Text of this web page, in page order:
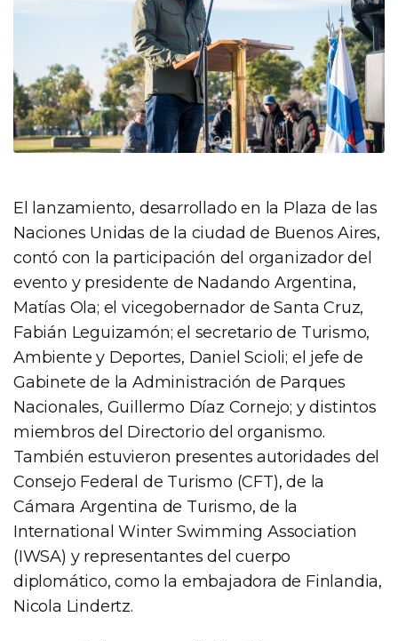
El lanzamiento, desarrollado en la Plaza de las
Naciones Unidas de la ciudad de Buenos Aires,
contó con la participación del organizador del
evento y presidente de Nadando Argentina,
Matías Ola; el vicegobernador de Santa Cruz,
Fabián Leguizamón; el secretario de Turismo,
Ambiente y Deportes, Daniel Scioli; el jefe de
Gabinete de la Administración de Parques
Nacionales, Guillermo Díaz Cornejo; y distintos
miembros del Directorio del organismo.
También estuvieron presentes autoridades del
Consejo Federal de Turismo (CFT), de la
Cámara Argentina de Turismo, de la
International Winter Swimming Association
(IWSA) y representantes del cuerpo
diplomático, como la embajadora de Finlandia,
Nicola Lindertz.